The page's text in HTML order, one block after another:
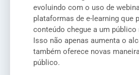
evoluindo com o uso de
plataformas de e-learning que
conteúdo chegue a um
Isso não apenas aumenta o
também oferece novas
público.